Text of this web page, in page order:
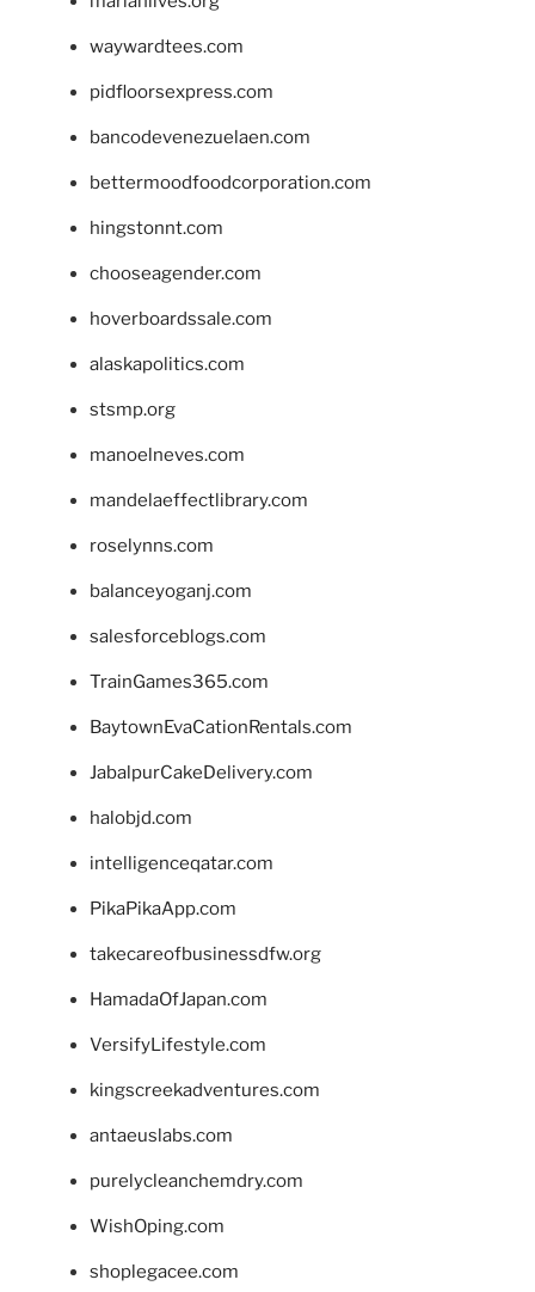
waywardtees.com
pidfloorsexpress.com
bancodevenezuelaen.com
bettermoodfoodcorporation.com
hingstonnt.com
chooseagender.com
hoverboardssale.com
alaskapolitics.com
stsmp.org
manoelneves.com
mandelaeffectlibrary.com
roselynns.com
balanceyoganj.com
salesforceblogs.com
TrainGames365.com
BaytownEvaCationRentals.com
JabalpurCakeDelivery.com
halobjd.com
intelligenceqatar.com
PikaPikaApp.com
takecareofbusinessdfw.org
HamadaOfJapan.com
VersifyLifestyle.com
kingscreekadventures.com
antaeuslabs.com
purelycleanchemdry.com
WishOping.com
shoplegacee.com